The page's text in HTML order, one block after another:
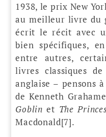
1938, le prix New
au meilleur livre du
écrit le récit avec
bien spécifiques,
entre autres,
livres classiques
anglaise – pensons à
de Kenneth
Goblin et The
Macdonald[7].